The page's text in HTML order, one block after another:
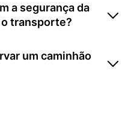
a segurança da
transporte?
um caminhão